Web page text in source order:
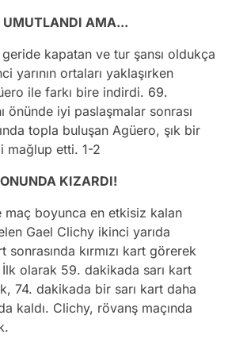
UMUTLANDI AMA...
kapatan ve tur şansı oldukça
yarının ortaları yaklaşırken
ile farkı bire indirdi. 69.
önünde iyi paslaşmalar sonrası
topla buluşan Agüero, şık bir
mağlup etti. 1-2
KIZARDI!
maç boyunca en etkisiz kalan
Gael Clichy ikinci yarıda
kırmızı kart görerek
İlk olarak 59. dakikada sarı kart
74. dakikada bir sarı kart daha
kaldı. Clichy, rövanş maçında